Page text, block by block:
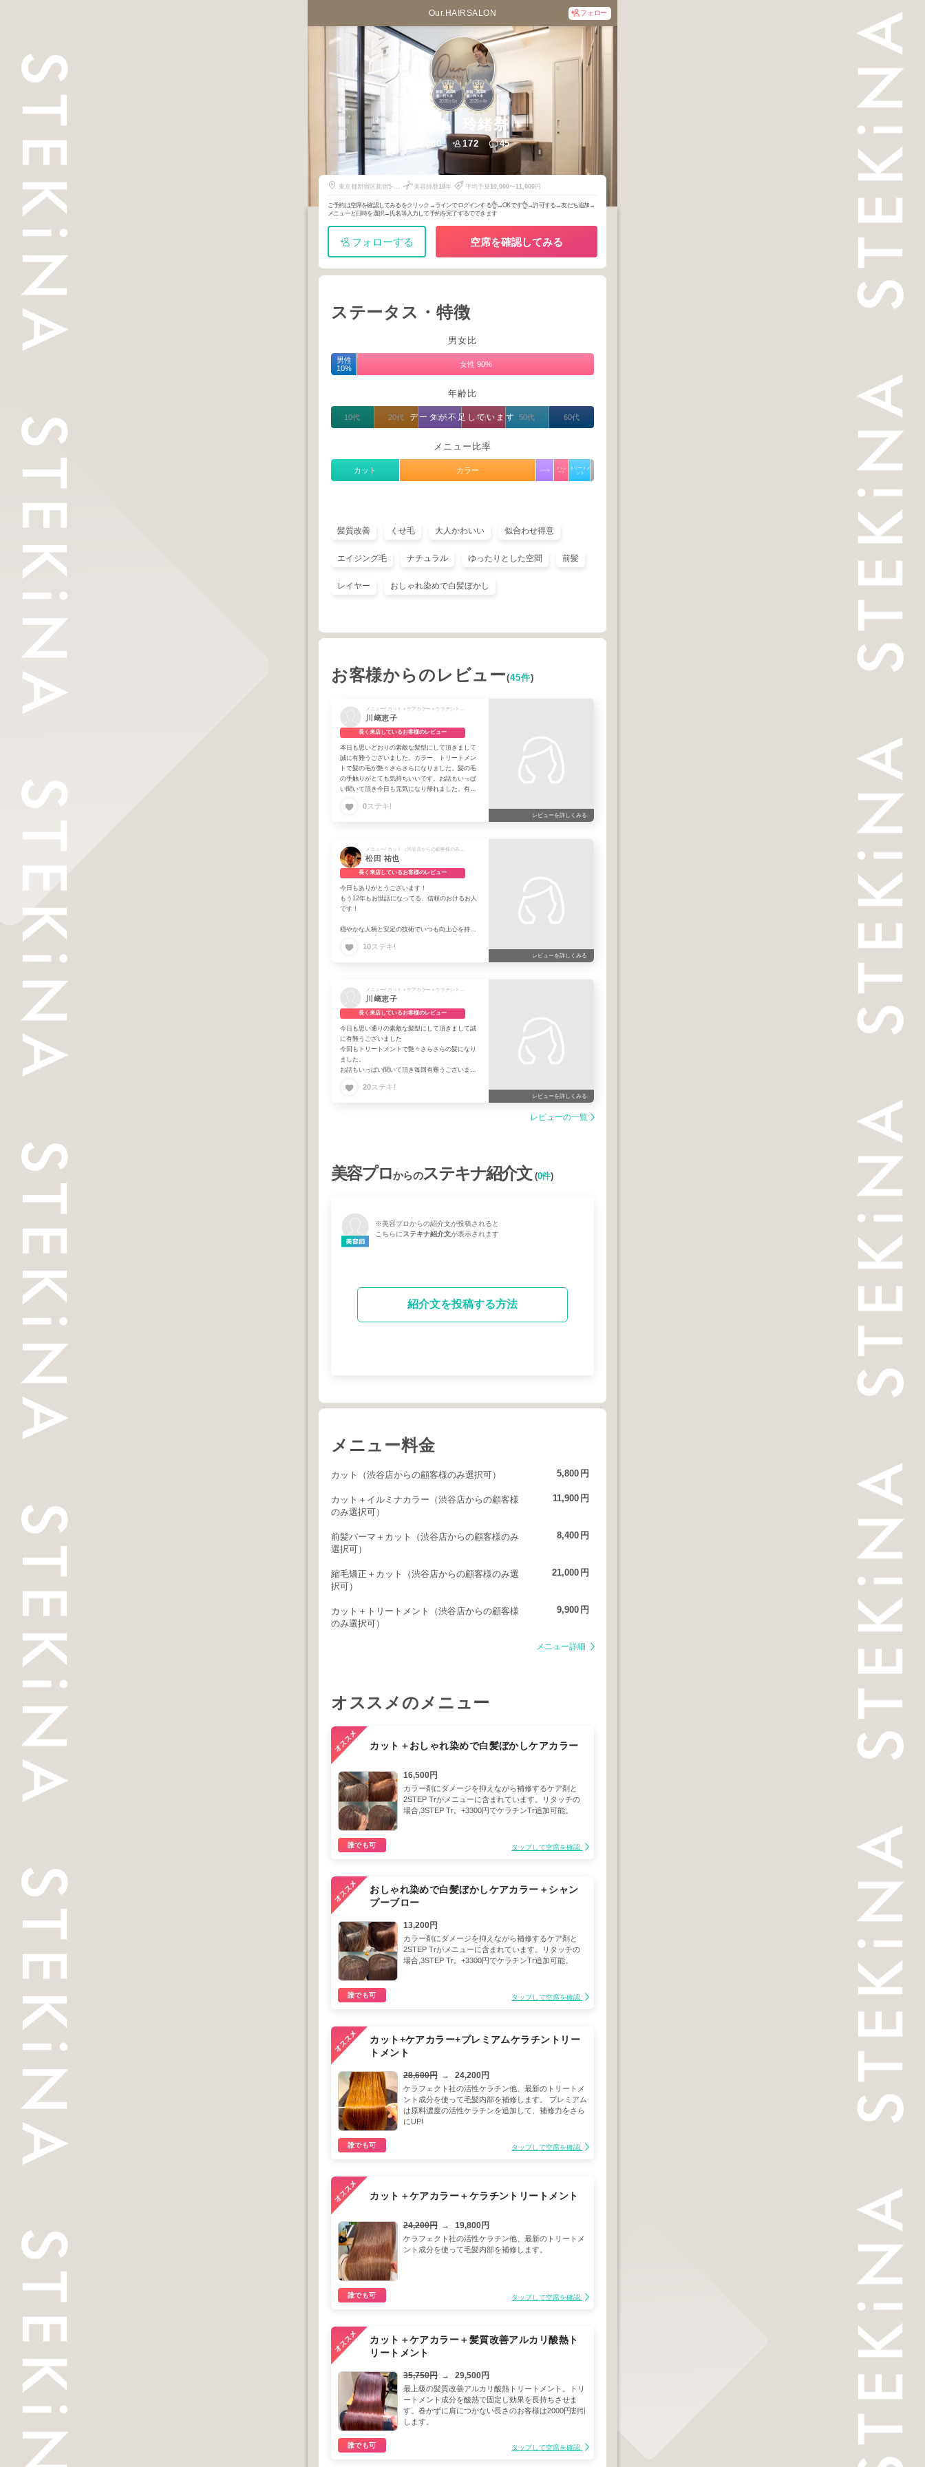
Our.HAIRSALON フォロー
1
新宿・高田馬
場・代々木
2026年5月
3
新宿・高田馬
場・代々木
2026年4月
山口 玲緒奈
880 172 45
東京都新宿区新宿5-
美容師歴18年 平均予算10,000〜11,000円
ご予約は空席を確認してみるをクリック→ラインでログインする👌→OKです👌→許可する→友だち追加→
メニューと日時を選択→氏名等入力して予約を完了するでできます
フォローする 空席を確認してみる
ステータス・特徴
男女比
男性
10%
女性 90%
年齢比
データが不足しています
10代 20代 30代 40代 50代 60代
メニュー比率
カット カラー パーマ
ストレ
ート
トリートメ
ント
髪質改善 くせ毛 大人かわいい 似合わせ得意
エイジング毛 ナチュラル ゆったりとした空間 前髪
レイヤー おしゃれ染めで白髪ぼかし
お客様からのレビュー(45件)
川﨑恵子
長く来店しているお客様のレビュー
本日も思いどおりの素敵な髪型にして頂きまして
誠に有難うございました。カラー、トリートメン
トで髪の毛が艶々さらさらになりました。髪の毛
の手触りがとても気持ちいいです。お話もいっぱ
い聞いて頂き今日も元気になり帰れました。有難
き助かっております。来月も楽しみにしておりま
0ステキ!
レビューを詳しくみる
松田 祐也
長く来店しているお客様のレビュー
今日もありがとうございます！
もう12年もお世話になってる、信頼のおけるお人
です！
穏やかな人柄と安定の技術でいつも向上心を持っ
す！
10ステキ!
レビューを詳しくみる
川﨑恵子
長く来店しているお客様のレビュー
今日も思い通りの素敵な髪型にして頂きまして誠
に有難うございました
今回もトリートメントで艶々さらさらの髪になり
ました。
お話もいっぱい聞いて頂き毎回有難うございま
リフレッシュできました。
20ステキ!
レビューを詳しくみる
レビューの一覧
美容プロからのステキナ紹介文(0件)
※美容プロからの紹介文が投稿されると
こちらにステキナ紹介文が表示されます
紹介文を投稿する方法
メニュー料金
カット（渋谷店からの顧客様のみ選択可） 5,800 円
カット＋イルミナカラー（渋谷店からの顧客様
のみ選択可）
11,900 円
前髪パーマ＋カット（渋谷店からの顧客様のみ
選択可）
8,400 円
縮毛矯正＋カット（渋谷店からの顧客様のみ選
択可）
21,000 円
カット＋トリートメント（渋谷店からの顧客様
のみ選択可）
9,900 円
メニュー詳細
オススメのメニュー
カット＋おしゃれ染めで白髪ぼかしケアカラー
16,500円
カラー剤にダメージを抑えながら補修するケア剤と
2STEP Trがメニューに含まれています。リタッチの
場合,3STEP Tr。+3300円でケラチンTr追加可能。
誰でも可 タップして空席を確認
おしゃれ染めで白髪ぼかしケアカラー＋シャン
プーブロー
13,200円
カラー剤にダメージを抑えながら補修するケア剤と
2STEP Trがメニューに含まれています。リタッチの
場合,3STEP Tr。+3300円でケラチンTr追加可能。
誰でも可 タップして空席を確認
カット+ケアカラー+プレミアムケラチントリー
トメント
28,600円 → 24,200円
ケラフェクト社の活性ケラチン他、最新のトリートメ
ント成分を使って毛髪内部を補修します。 プレミアム
は原料濃度の活性ケラチンを追加して、補修力をさら
にUP!
誰でも可 タップして空席を確認
カット＋ケアカラー＋ケラチントリートメント
24,200円 → 19,800円
ケラフェクト社の活性ケラチン他、最新のトリートメ
ント成分を使って毛髪内部を補修します。
誰でも可 タップして空席を確認
カット＋ケアカラー＋髪質改善アルカリ酸熱ト
リートメント
35,750円 → 29,500円
最上級の髪質改善アルカリ酸熱トリートメント。トリ
ートメント成分を酸熱で固定し効果を長持ちさせま
す。巻かずに肩につかない長さのお客様は2000円割引
します。
誰でも可 タップして空席を確認